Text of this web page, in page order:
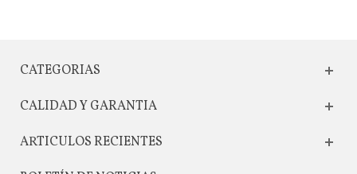
CATEGORIAS
CALIDAD Y GARANTIA
ARTICULOS RECIENTES